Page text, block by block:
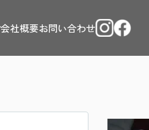
会社概要お問い合わせ